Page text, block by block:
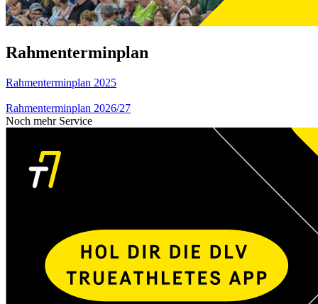
Rahmenterminplan
Rahmenterminplan 2025
Rahmenterminplan 2026/27
Noch mehr Service